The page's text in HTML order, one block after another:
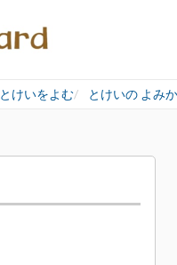
とけいをよむ とけいの よみ